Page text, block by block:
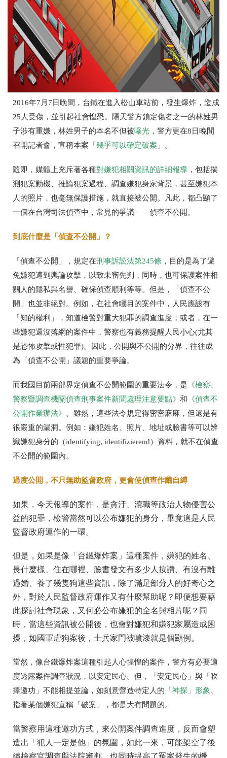
2016年7月7日晚間，台鐵在進入松山車站前，發生爆炸，造成
25人受傷，並引起社會惶恐。隔天警方鎖定傷者之一的林姓男
子涉有重嫌，林姓男子的本名不但被曝光 ，警方更在8日晚間
召開記者會，宣稱本案「 幾乎可以確定破案 」。
隨即，媒體上充斥著各種對嫌犯相關資訊的詳細報導 ，包括揣
測犯案動機、推論犯案過程、調查嫌犯身家背景，甚至嫌犯本
人的照片，也毫無保護措施，就直接被公開。凡此，都凸顯了
一個在台灣司法偵查中，常見的爭議——偵查不公開。
到底什麼是「偵查不公開」？
「偵查不公開」，規定在刑事訴訟法第245條 ，目的是為了避
免嫌犯遭到輿論攻擊，以致未審先判，同時，也可保護案件相
關人的隱私與名譽、確保偵查順利等等。但是，「偵查不公
開」也並非絕對。例如，在社會矚目的案件中，人民應該有
「知的權利」，知道檢警對重大犯罪的調查進度；或者，在一
些嫌犯還沒落網的案件中，警察也有義務提醒人民小心(尤其
是恐怖攻擊或性犯罪)。因此，公開與不公開的分界，往往成
為「偵查不公開」議題的重要爭論。
而我國目前兩部界定偵查不公開範圍的重要法令，是 《檢察、
警察暨調查機關偵查刑事案件新聞處理注意要點》 和 《偵查不
公開作業辦法》
。雖然，這些法令規定得密密麻麻，但還是有
很嚴重的漏洞。例如：嫌犯姓名、照片、地址或臉書等可以辨
識嫌犯身分的（identifying, identifizierend）資料，就不在偵查
不公開的範圍內。
過度公開，不只無助監督政府，更會使偵查作繭自縛
如果，今天報導的案件，是貪汙、瀆職等政治人物侵害公
益的犯罪，檢警當然可以公布嫌犯的身分，畢竟這是人民
監督政府運作的一環。
但是，如果是像「台鐵爆炸案」這種案件，嫌犯的姓名、
長什麼樣、住在哪裡、臉書發文有多少人按讚、有沒有離
過婚、養了幾隻狗這些資訊，除了滿足部分人的好奇心之
外，對於人民監督政府運作又有什麼幫助呢？即便想要藉
此探討社會現象，又何必公布嫌犯的全名與相片呢？同
時，當這些資訊被公開後，也會對嫌犯和嫌犯家屬造成困
擾，如國軍虐狗案後，士兵家門被噴漆就是個顯例。
當然，像台鐵爆炸案這種引起人心惶惶的案件，警方有必要適
度透露案件調查狀況，以安定民心。但，「安定民心」與「吹
捧邀功」不能相提並論，如刻意營造特定人的 「神探」形象
指著某個嫌犯宣稱「破案」，都是大有問題的。
當警察用這種邀功方式，來公開案件調查進度，反而會塑
造出「犯人一定是他」的氛圍，如此一來，可能架空了後
續檢察官調查與法院審判，也同時提高了冤案發生的機